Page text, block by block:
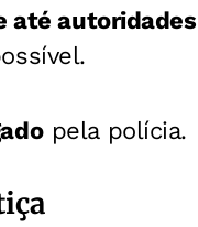
até
pela polícia.